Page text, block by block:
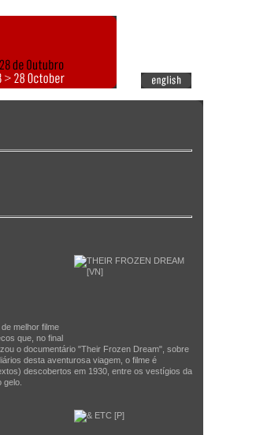
melhor filme
que, no final
o documentário "Their Frozen Dream", sobre
desta aventurosa viagem, o filme é
descobertos em 1930, entre os vestígios da